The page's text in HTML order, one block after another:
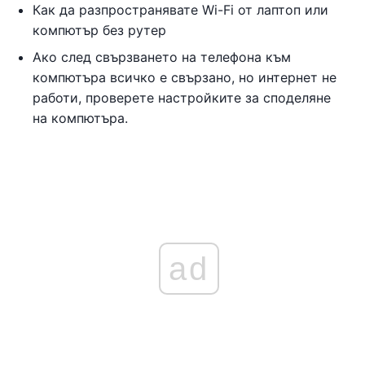
Как да разпространявате Wi-Fi от лаптоп или
компютър без рутер
Ако след свързването на телефона към
компютъра всичко е свързано, но интернет не
работи, проверете настройките за споделяне
на компютъра.
ad